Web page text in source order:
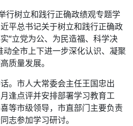
行树立和践行正确政绩观专题学
平总书记关于树立和践行正确政
“立党为公、为民造福、科学决
动全市上下进一步深化认识、凝聚
质量发展。
。市人大常委会主任王国忠出
逢点评并安排部署学习教育工
等市级领导，市直部门主要负责
志参加学习研讨。